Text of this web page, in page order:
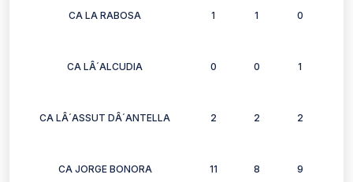
CA LA RABOSA 1 1 0
CA LÂ´ALCUDIA 0 0 1
CA LÂ´ASSUT DÂ´ANTELLA 2 2 2
CA JORGE BONORA 11 8 9